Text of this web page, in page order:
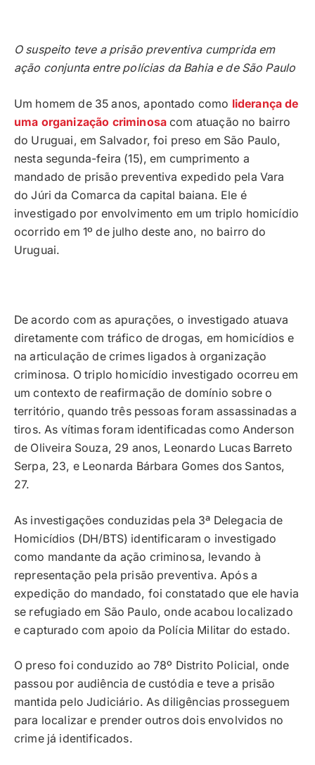
O suspeito teve a prisão preventiva cumprida em
ação conjunta entre polícias da Bahia e de São Paulo
Um homem de 35 anos, apontado como liderança de
uma organização criminosa com atuação no bairro
do Uruguai, em Salvador, foi preso em São Paulo,
nesta segunda-feira (15), em cumprimento a
mandado de prisão preventiva expedido pela Vara
do Júri da Comarca da capital baiana. Ele é
investigado por envolvimento em um triplo homicídio
ocorrido em 1º de julho deste ano, no bairro do
Uruguai.
De acordo com as apurações, o investigado atuava
diretamente com tráfico de drogas, em homicídios e
na articulação de crimes ligados à organização
criminosa. O triplo homicídio investigado ocorreu em
um contexto de reafirmação de domínio sobre o
território, quando três pessoas foram assassinadas a
tiros. As vítimas foram identificadas como Anderson
de Oliveira Souza, 29 anos, Leonardo Lucas Barreto
Serpa, 23, e Leonarda Bárbara Gomes dos Santos,
27.
As investigações conduzidas pela 3ª Delegacia de
Homicídios (DH/BTS) identificaram o investigado
como mandante da ação criminosa, levando à
representação pela prisão preventiva. Após a
expedição do mandado, foi constatado que ele havia
se refugiado em São Paulo, onde acabou localizado
e capturado com apoio da Polícia Militar do estado.
O preso foi conduzido ao 78º Distrito Policial, onde
passou por audiência de custódia e teve a prisão
mantida pelo Judiciário. As diligências prosseguem
para localizar e prender outros dois envolvidos no
crime já identificados.